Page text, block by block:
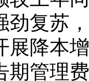
劲复苏
展降本
期管理